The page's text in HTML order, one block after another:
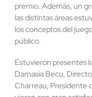
premio. Además, un
las distintas áreas
los conceptos del
público.
Estuvieron presentes
Damasia Becu,
Charreau, Presidente